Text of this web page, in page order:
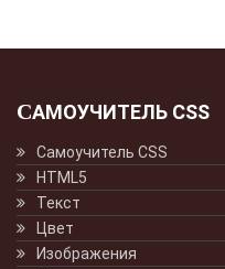
САМОУЧИТЕЛЬ CSS
Самоучитель CSS
HTML5
Текст
Цвет
Изображения